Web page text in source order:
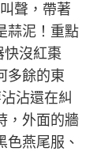
聲，帶著
蒜泥！重點
沒紅棗
多餘的東
沾還在糾
，外面的牆
燕尾服、